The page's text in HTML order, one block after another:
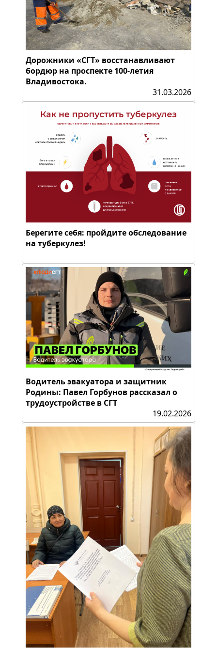
Дорожники «СГТ» восстанавливают
бордюр на проспекте 100-летия
Владивостока.
31.03.2026
Берегите себя: пройдите обследование
на туберкулез!
Водитель эвакуатора и защитник
Родины: Павел Горбунов рассказал о
трудоустройстве в СГТ
19.02.2026